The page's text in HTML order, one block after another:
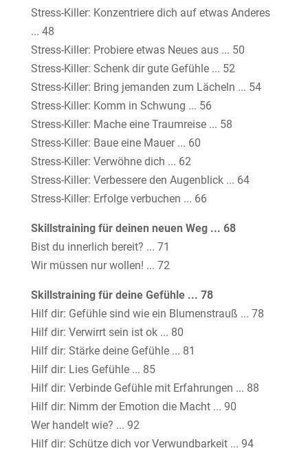
Stress-Killer: Konzentriere dich auf etwas Anderes
... 48
Stress-Killer: Probiere etwas Neues aus ... 50
Stress-Killer: Schenk dir gute Gefühle ... 52
Stress-Killer: Bring jemanden zum Lächeln ... 54
Stress-Killer: Komm in Schwung ... 56
Stress-Killer: Mache eine Traumreise ... 58
Stress-Killer: Baue eine Mauer ... 60
Stress-Killer: Verwöhne dich ... 62
Stress-Killer: Verbessere den Augenblick ... 64
Stress-Killer: Erfolge verbuchen ... 66
Skillstraining für deinen neuen Weg ... 68
Bist du innerlich bereit? ... 71
Wir müssen nur wollen! ... 72
Skillstraining für deine Gefühle ... 78
Hilf dir: Gefühle sind wie ein Blumenstrauß ... 78
Hilf dir: Verwirrt sein ist ok ... 80
Hilf dir: Stärke deine Gefühle ... 81
Hilf dir: Lies Gefühle ... 85
Hilf dir: Verbinde Gefühle mit Erfahrungen ... 88
Hilf dir: Nimm der Emotion die Macht ... 90
Wer handelt wie? ... 92
Hilf dir: Schütze dich vor Verwundbarkeit ... 94